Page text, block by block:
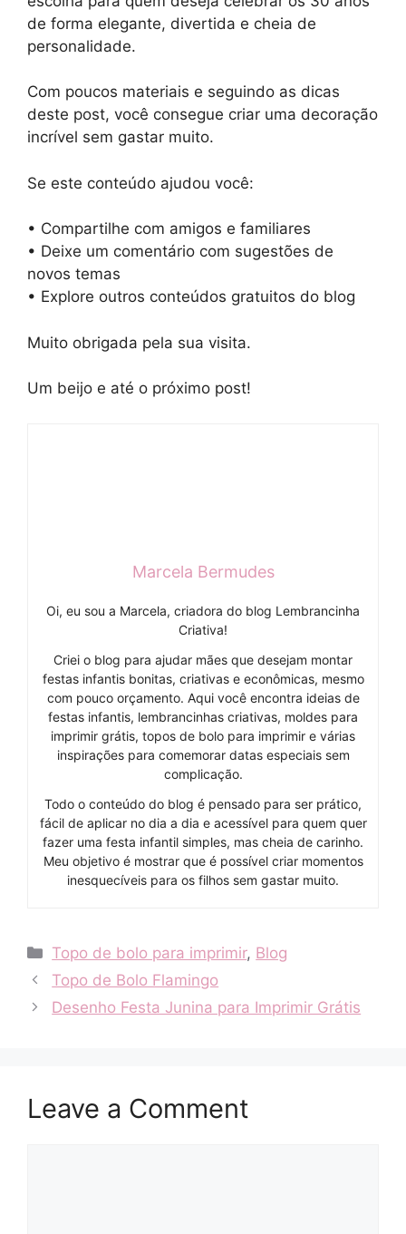
de forma elegante, divertida e cheia de
personalidade.
Com poucos materiais e seguindo as dicas
deste post, você consegue criar uma decoração
incrível sem gastar muito.
Se este conteúdo ajudou você:
• Compartilhe com amigos e familiares
• Deixe um comentário com sugestões de
novos temas
• Explore outros conteúdos gratuitos do blog
Muito obrigada pela sua visita.
Um beijo e até o próximo post!
Marcela Bermudes
Oi, eu sou a Marcela, criadora do blog Lembrancinha
Criativa!
Criei o blog para ajudar mães que desejam montar
festas infantis bonitas, criativas e econômicas, mesmo
com pouco orçamento. Aqui você encontra ideias de
festas infantis, lembrancinhas criativas, moldes para
imprimir grátis, topos de bolo para imprimir e várias
inspirações para comemorar datas especiais sem
complicação.
Todo o conteúdo do blog é pensado para ser prático,
fácil de aplicar no dia a dia e acessível para quem quer
fazer uma festa infantil simples, mas cheia de carinho.
Meu objetivo é mostrar que é possível criar momentos
inesquecíveis para os filhos sem gastar muito.
Categories
Topo de bolo para imprimir, Blog
Topo de Bolo Flamingo
Desenho Festa Junina para Imprimir Grátis
Leave a Comment